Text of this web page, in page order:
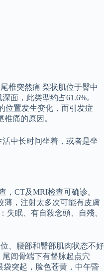
椎突然痛 梨状肌位于臀中
面，此类型约占61.6%。
位置发生变化，而引发症
痛的原因。
中长时间坐着，或者是坐
，CT及MRI检查可确诊。
薄，注射太多次可能有皮膚
失眠、有自殺念頭、自殘、
、腰部和臀部肌肉状态不好
闾骨端下有督脉起点穴
突起，脸色苍黄，中午昏